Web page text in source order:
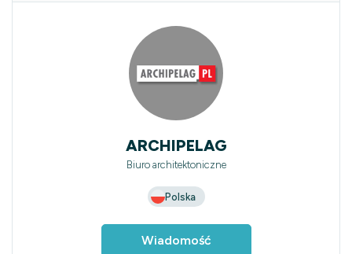
ARCHIPELAG
Biuro architektoniczne
Polska
Wiadomość